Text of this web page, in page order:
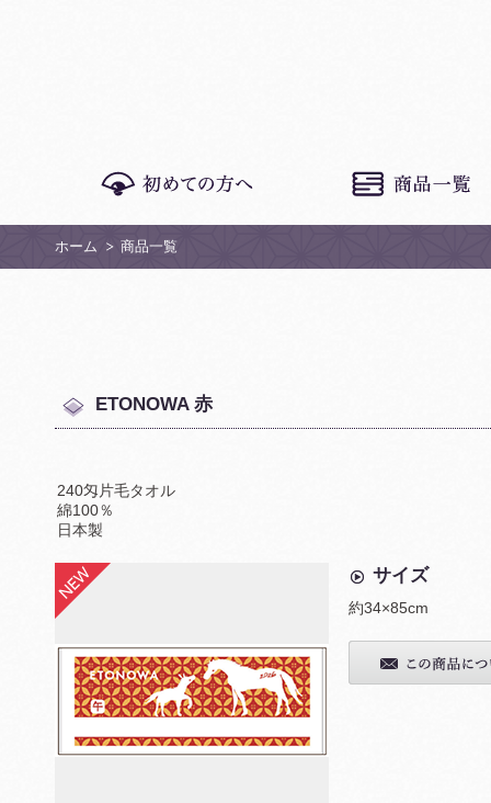
ホーム 商品一覧
ETONOWA 赤
240匁片毛タオル
綿100％
日本製
サイズ
約34×85cm